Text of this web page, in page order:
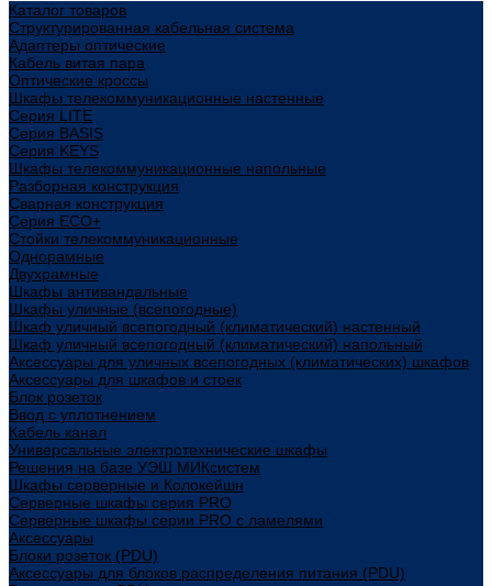
Каталог товаров
Структурированная кабельная система
Адаптеры оптические
Кабель витая пара
Оптические кроссы
Шкафы телекоммуникационные настенные
Cерия LITE
Cерия BASIS
Cерия KEYS
Шкафы телекоммуникационные напольные
Разборная конструкция
Сварная конструкция
Серия ECO+
Стойки телекоммуникационные
Однорамные
Двухрамные
Шкафы антивандальные
Шкафы уличные (всепогодные)
Шкаф уличный всепогодный (климатический) настенный
Шкаф уличный всепогодный (климатический) напольный
Аксессуары для уличных всепогодных (климатических) шкафов
Аксессуары для шкафов и стоек
Блок розеток
Ввод с уплотнением
Кабель канал
Универсальные электротехнические шкафы
Решения на базе УЭШ МИКсистем
Шкафы серверные и Колокейшн
Серверные шкафы серия PRO
Серверные шкафы серии PRO с ламелями
Аксессуары
Блоки розеток (PDU)
Аксессуары для блоков распределения питания (PDU)